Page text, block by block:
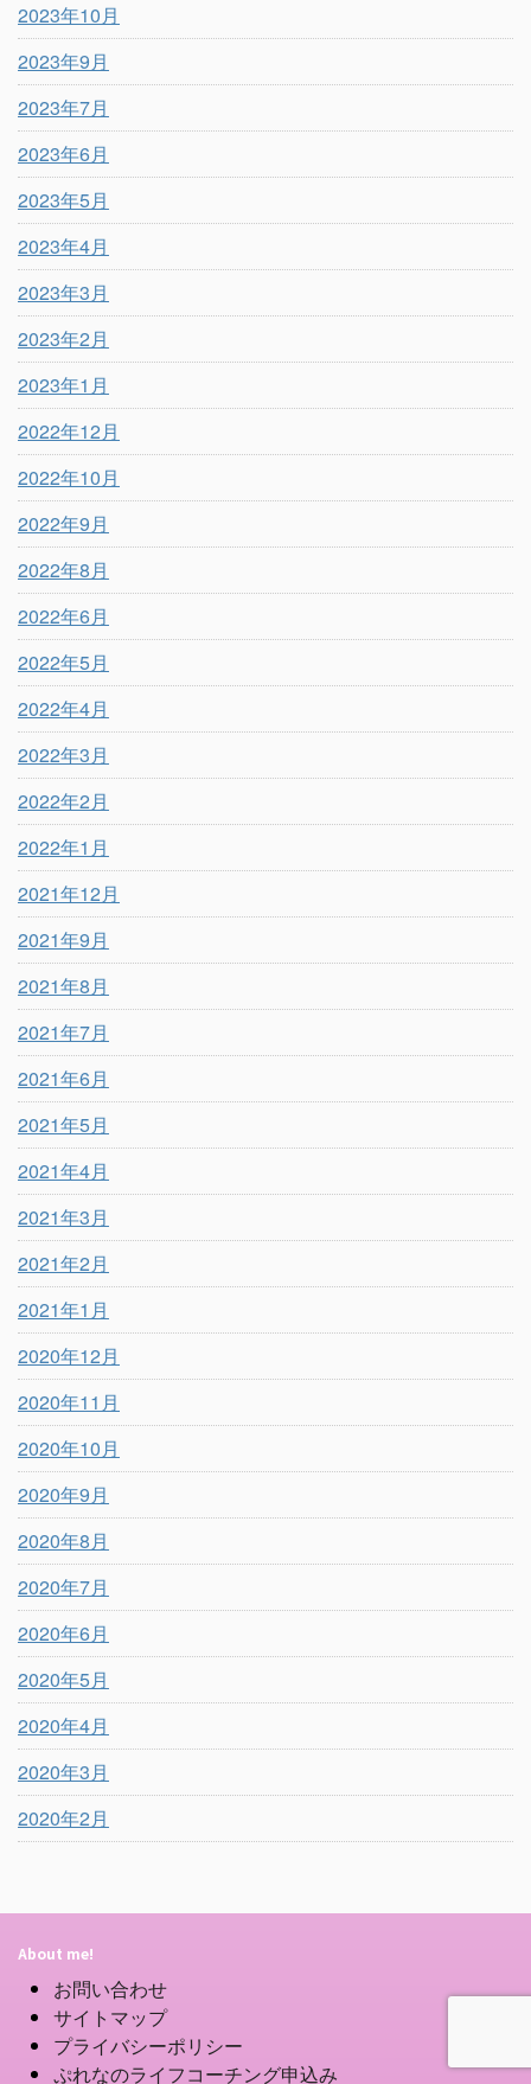
2023年10月
2023年9月
2023年7月
2023年6月
2023年5月
2023年4月
2023年3月
2023年2月
2023年1月
2022年12月
2022年10月
2022年9月
2022年8月
2022年6月
2022年5月
2022年4月
2022年3月
2022年2月
2022年1月
2021年12月
2021年9月
2021年8月
2021年7月
2021年6月
2021年5月
2021年4月
2021年3月
2021年2月
2021年1月
2020年12月
2020年11月
2020年10月
2020年9月
2020年8月
2020年7月
2020年6月
2020年5月
2020年4月
2020年3月
2020年2月
About me!
お問い合わせ
サイトマップ
プライバシーポリシー
ぷれなのライフコーチング申込み